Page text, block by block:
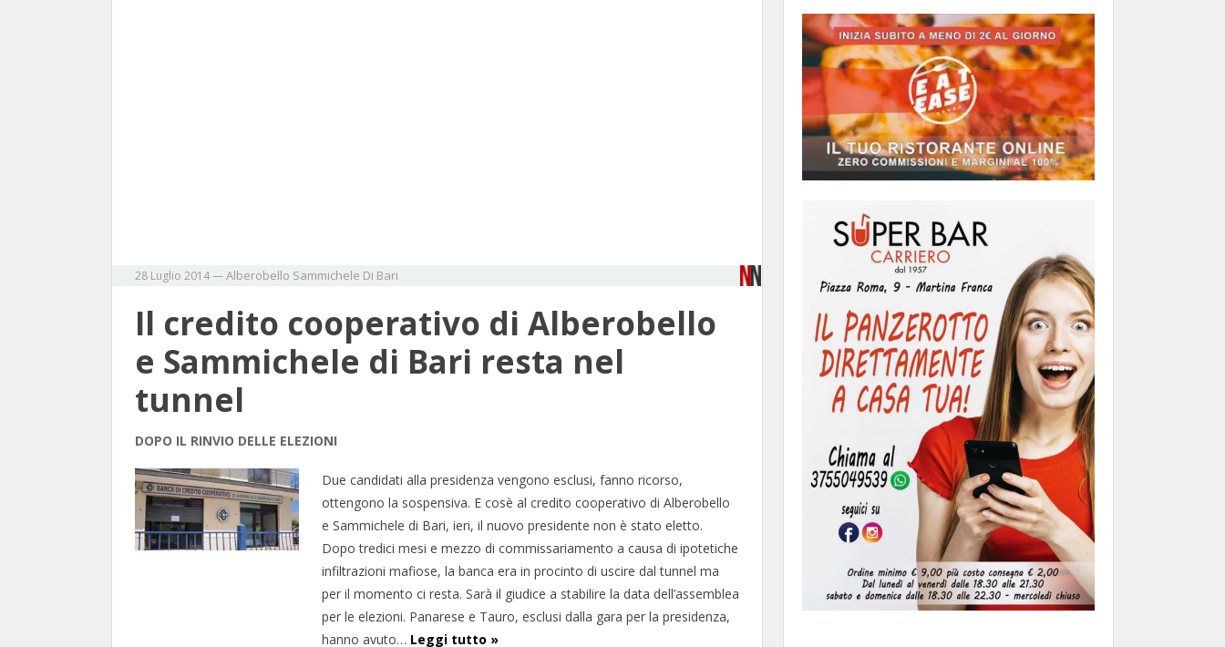
28 Luglio 2014—Alberobello Sammichele Di Bari
Il credito cooperativo di Alberobello
e Sammichele di Bari resta nel
tunnel
DOPO IL RINVIO DELLE ELEZIONI
Due candidati alla presidenza vengono esclusi, fanno ricorso,
ottengono la sospensiva. E cosè al credito cooperativo di Alberobello
e Sammichele di Bari, ieri, il nuovo presidente non è stato eletto.
Dopo tredici mesi e mezzo di commissariamento a causa di ipotetiche
infiltrazioni mafiose, la banca era in procinto di uscire dal tunnel ma
per il momento ci resta. Sarà il giudice a stabilire la data dell’assemblea
per le elezioni. Panarese e Tauro, esclusi dalla gara per la presidenza,
hanno avuto… Leggi tutto »